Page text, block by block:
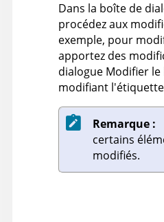
Dans la boîte de
procédez aux
exemple, pour
apportez des
dialogue Modifier
modifiant
Remarque :
certains
modifiés.